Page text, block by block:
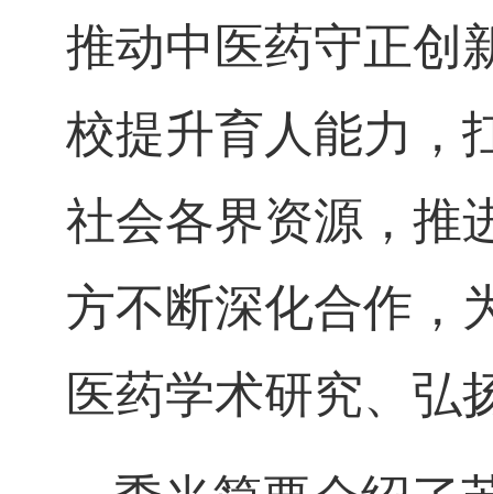
推动中医药守正创
校提升育人能力，
社会各界资源，推
方不断深化合作，
医药学术研究、弘